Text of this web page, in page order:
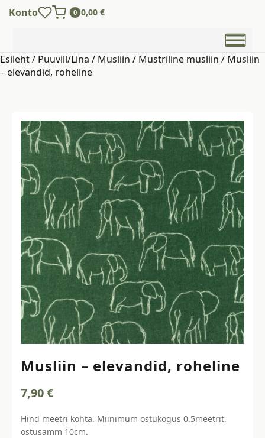
Konto 0 0,00 €
Esileht/ Puuvill/Lina / Musliin / Mustriline musliin / Musliin
– elevandid, roheline
Musliin – elevandid, roheline
7,90€
Hind meetri kohta. Miinimum ostukogus 0.5meetrit,
ostusamm 10cm.